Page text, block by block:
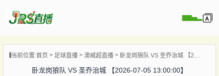
播当前位置:首页 足球直播 澳威超直播 卧龙岗狼队 VS 圣乔治城 【2026-07-05 13:00:00】
卧龙岗狼队 VS 圣乔治城 【2026-07-05 13:00:00】